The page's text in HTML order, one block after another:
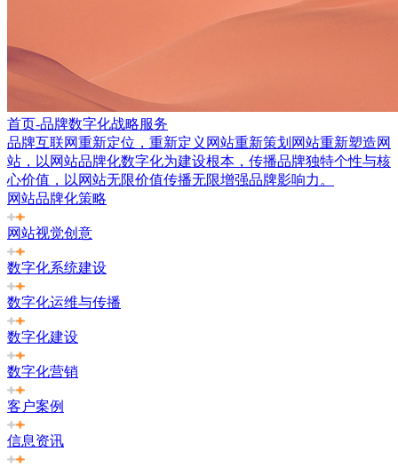
首页-品牌数字化战略服务
品牌互联网重新定位，重新定义网站重新策划网站重新塑造网
站，以网站品牌化数字化为建设根本，传播品牌独特个性与核
心价值，以网站无限价值传播无限增强品牌影响力。
网站品牌化策略
网站视觉创意
数字化系统建设
数字化运维与传播
数字化建设
数字化营销
客户案例
信息资讯